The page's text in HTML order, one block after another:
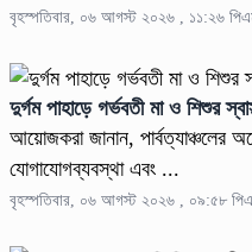
বৃহস্পতিবার, ০৬ আগস্ট ২০২৬ , ১১:২৬
দুর্গম পাহাড়ে গর্ভবতী মা ও শিশুর
আয়োজকরা জানান, পার্বত্যাঞ্চলের
যোগাযোগব্যবস্থা এবং ...
বৃহস্পতিবার, ০৬ আগস্ট ২০২৬ , ০৯:৫৮